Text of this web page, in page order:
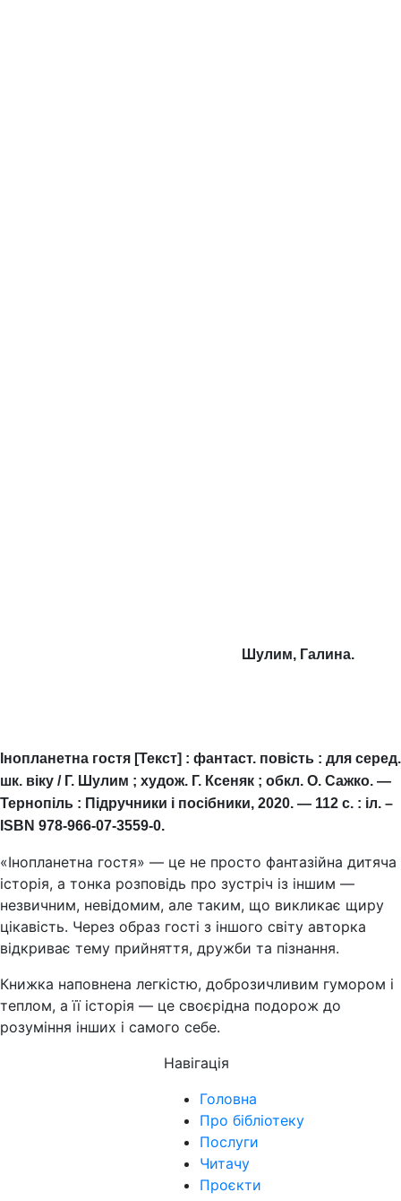
Шулим, Галина.
Інопланетна гостя [Текст] : фантаст. повість : для серед.
шк. віку / Г. Шулим ; худож. Г. Ксеняк ; обкл. О. Сажко. —
Тернопіль : Підручники і посібники, 2020. — 112 с. : іл. –
ISBN 978-966-07-3559-0.
«Інопланетна гостя» — це не просто фантазійна дитяча
історія, а тонка розповідь про зустріч із іншим —
незвичним, невідомим, але таким, що викликає щиру
цікавість. Через образ гості з іншого світу авторка
відкриває тему прийняття, дружби та пізнання.
Книжка наповнена легкістю, доброзичливим гумором і
теплом, а її історія — це своєрідна подорож до
розуміння інших і самого себе.
Навігація
Головна
Про бібліотеку
Послуги
Читачу
Проєкти